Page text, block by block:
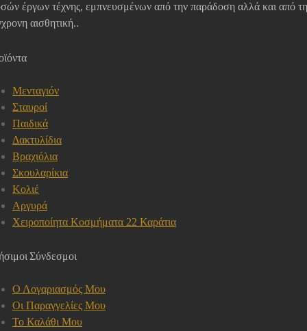
έργων τέχνης, εμπνευσμένων από την παράδοση αλλά και από
αισθητική..
Μενταγιόν
Σταυροί
Παιδικά
Δακτυλίδια
Βραχιόλια
Σκουλαρίκια
Κολιέ
Αργυρά
Χειροποίητα Κοσμήματα 22 Καράτια
Σύνδεσμοι
Ο Λογαριασμός Μου
Οι Παραγγελίες Μου
Το Καλάθι Μου